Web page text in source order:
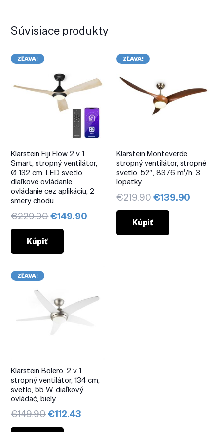
Súvisiace produkty
ZĽAVA!
Klarstein Fiji Flow 2 v 1
Smart, stropný ventilátor,
Ø 132 cm, LED svetlo,
diaľkové ovládanie,
ovládanie cez aplikáciu, 2
smery chodu
€229.90Pôvodná
cena
€229.90.
€149.90 Aktuálna
Kúpiť
ZĽAVA!
Klarstein Monteverde,
stropný ventilátor, stropné
svetlo, 52″, 8376 m³/h, 3
lopatky
€219.90Pôvodná
cena
bola:
€219.90.
€139.90
Kúpiť
ZĽAVA!
Klarstein Bolero, 2 v 1
stropný ventilátor, 134 cm,
svetlo, 55 W, diaľkový
ovládač, biely
€149.90Pôvodná
cena
€112.43